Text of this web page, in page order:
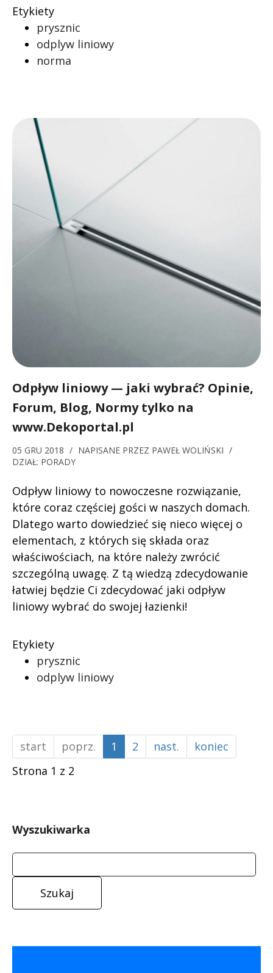
Etykiety
prysznic
odplyw liniowy
norma
Odpływ liniowy — jaki wybrać? Opinie,
Forum, Blog, Normy tylko na
www.Dekoportal.pl
05 GRU 2018 / NAPISANE PRZEZ PAWEŁ WOLIŃSKI /
DZIAŁ: PORADY
Odpływ liniowy to nowoczesne rozwiązanie,
które coraz częściej gości w naszych domach.
Dlatego warto dowiedzieć się nieco więcej o
elementach, z których się składa oraz
właściwościach, na które należy zwrócić
szczególną uwagę. Z tą wiedzą zdecydowanie
łatwiej będzie Ci zdecydować jaki odpływ
liniowy wybrać do swojej łazienki!
Etykiety
prysznic
odplyw liniowy
start poprz. 1 2 nast.
koniec
Strona 1 z 2
Wyszukiwarka